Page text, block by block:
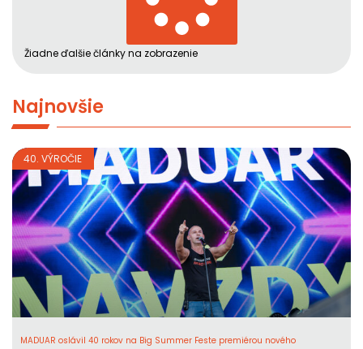
Žiadne ďalšie články na zobrazenie
Najnovšie
40. VÝROČIE
MADUAR oslávil 40 rokov na Big Summer Feste premiérou nového